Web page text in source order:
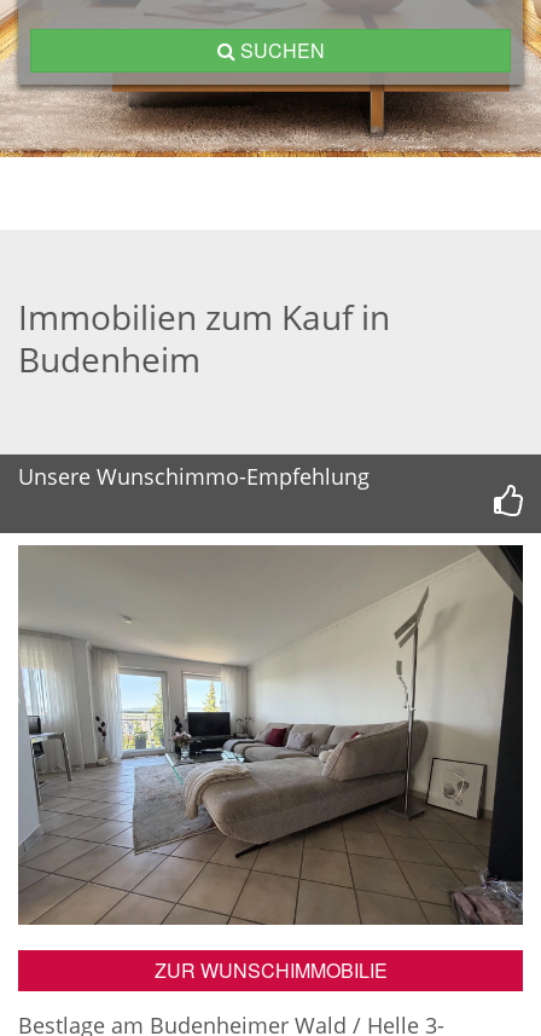
SUCHEN
Immobilien zum Kauf in
Budenheim
Unsere Wunschimmo-Empfehlung
ZUR WUNSCHIMMOBILIE
Bestlage am Budenheimer Wald / Helle 3-